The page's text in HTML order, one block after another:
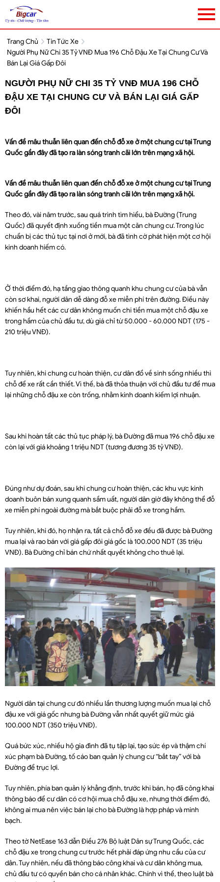
Trang Chủ
Tin Tức Xe
Người Phụ Nữ Chi 35 Tỷ VNĐ Mua 196 Chỗ Đậu Xe Tại Chung Cư Và
Bán Lại Giá Gấp Đôi
NGƯỜI PHỤ NỮ CHI 35 TỶ VNĐ MUA 196 CHỖ
ĐẬU XE TẠI CHUNG CƯ VÀ BÁN LẠI GIÁ GẤP
ĐÔI
Vấn đề mâu thuẫn liên quan đến chỗ đỗ xe ở một chung cư tại Trung
Quốc gần đây đã tạo ra làn sóng tranh cãi lớn trên mạng xã hội.
Vấn đề mâu thuẫn liên quan đến chỗ đỗ xe ở một chung cư tại Trung
Quốc gần đây đã tạo ra làn sóng tranh cãi lớn trên mạng xã hội.
Theo đó, vài năm trước, sau quá trình tìm hiểu, bà Đường (Trung
Quốc) đã quyết định xuống tiền mua một căn chung cư. Trong lúc
chuẩn bị các thủ tục tại nơi ở mới, bà đã tình cờ phát hiện một cơ hội
kinh doanh hiếm có.
Ở thời điểm đó, hạ tầng giao thông quanh khu chung cư của bà vẫn
còn sơ khai, người dân dễ dàng đỗ xe miễn phí trên đường. Điều này
khiến hầu hết các cư dân không muốn chi tiền mua một chỗ đậu xe
trong hầm của chủ đầu tư, dù giá chỉ từ 50.000 - 60.000 NDT (175 -
210 triệu VNĐ).
Tuy nhiên, khi chung cư hoàn thiện, cư dân đổ về sinh sống nhiều thì
chỗ để xe rất cần thiết. Vì thế, bà đã thỏa thuận với chủ đầu tư để mua
lại những chỗ đậu xe còn trống, nhằm kinh doanh kiếm lợi nhuận.
Sau khi hoàn tất các thủ tục pháp lý, bà Đường đã mua 196 chỗ đậu xe
còn lại với giá khoảng 1 triệu NDT (tương đương 35 tỷ VNĐ).
Đúng như dự đoán, sau khi chung cư hoàn thiện, các khu vực kinh
doanh buôn bán xung quanh sầm uất, người dân giờ đây không thể đỗ
xe miễn phí ngoài đường mà bắt buộc phải đỗ xe trong hầm.
Tuy nhiên, khi đó, họ nhận ra, tất cả chỗ đỗ xe đều đã được bà Đường
mua lại và rao bán với giá gấp đôi giá gốc là 100.000 NDT (35 triệu
VNĐ). Bà Đường chỉ bán chứ nhất quyết không cho thuê lại.
Người dân tại chung cư đó nhiều lần thương lượng muốn mua lại chỗ
đậu xe với giá gốc nhưng bà Đường vẫn nhất quyết giữ mức giá
100.000 NDT (350 triệu VNĐ).
Quá bức xúc, nhiều hộ gia đình đã tụ tập lại, tạo sức ép và thậm chí
xúc phạm bà Đường, tố cáo ban quản lý chung cư “bắt tay” với bà
Đường để trục lợi.
Tuy nhiên, phía ban quản lý khẳng định, trước khi bán, họ đã công khai
thông báo để cư dân có cơ hội mua chỗ đậu xe, nhưng thời điểm đó,
không ai mua nên việc bán lại cho bà Đường là hợp pháp và minh
bạch.
Theo tờ NetEase 163 dẫn Điều 276 Bộ luật Dân sự Trung Quốc, các
chỗ đậu xe trong chung cư trước hết phải đáp ứng nhu cầu của cư
dân. Tuy nhiên, nếu đã thông báo công khai và cư dân không mua,
chủ đầu tư có quyền bán cho cá nhân khác. Chính vì thế, theo luật bà